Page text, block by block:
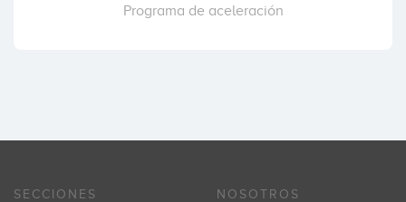
Programa de aceleración
SECCIONES NOSOTROS